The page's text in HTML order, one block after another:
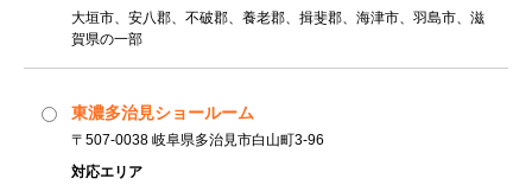
大垣市、安八郡、不破郡、養老郡、揖斐郡、海津市、羽島市、滋
賀県の一部
東濃多治見ショールーム
〒507-0038 岐阜県多治見市白山町3-96
対応エリア